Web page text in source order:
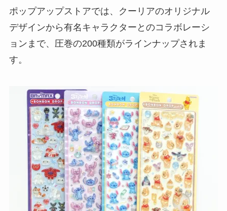
ポップアップストアでは、クーリアのオリジナル
デザインから有名キャラクターとのコラボレーシ
ョンまで、圧巻の200種類がラインナップされま
す。